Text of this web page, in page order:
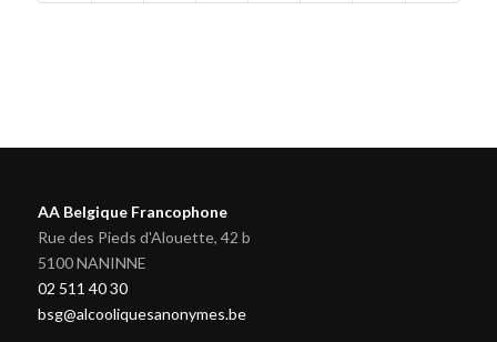
AA Belgique Francophone
Rue des Pieds d'Alouette, 42 b
5100 NANINNE
02 511 40 30
bsg@alcooliquesanonymes.be